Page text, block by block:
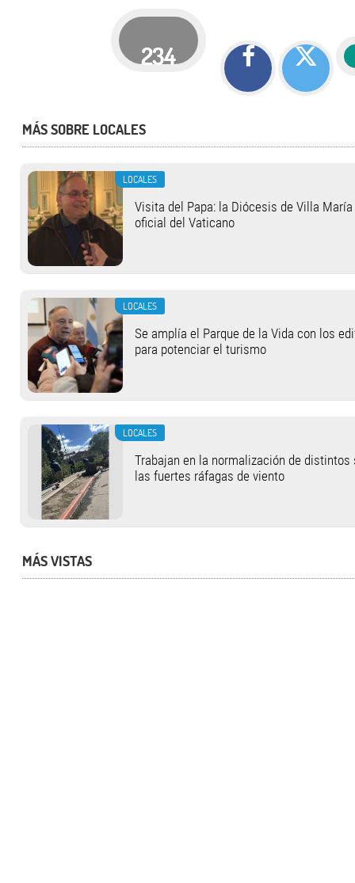
234
MÁS SOBRE LOCALES
LOCALES
Visita del Papa: la Diócesis de Villa
oficial del Vaticano
LOCALES
Se amplía el Parque de la Vida con los
para potenciar el turismo
LOCALES
Trabajan en la normalización de
las fuertes ráfagas de viento
MÁS VISTAS